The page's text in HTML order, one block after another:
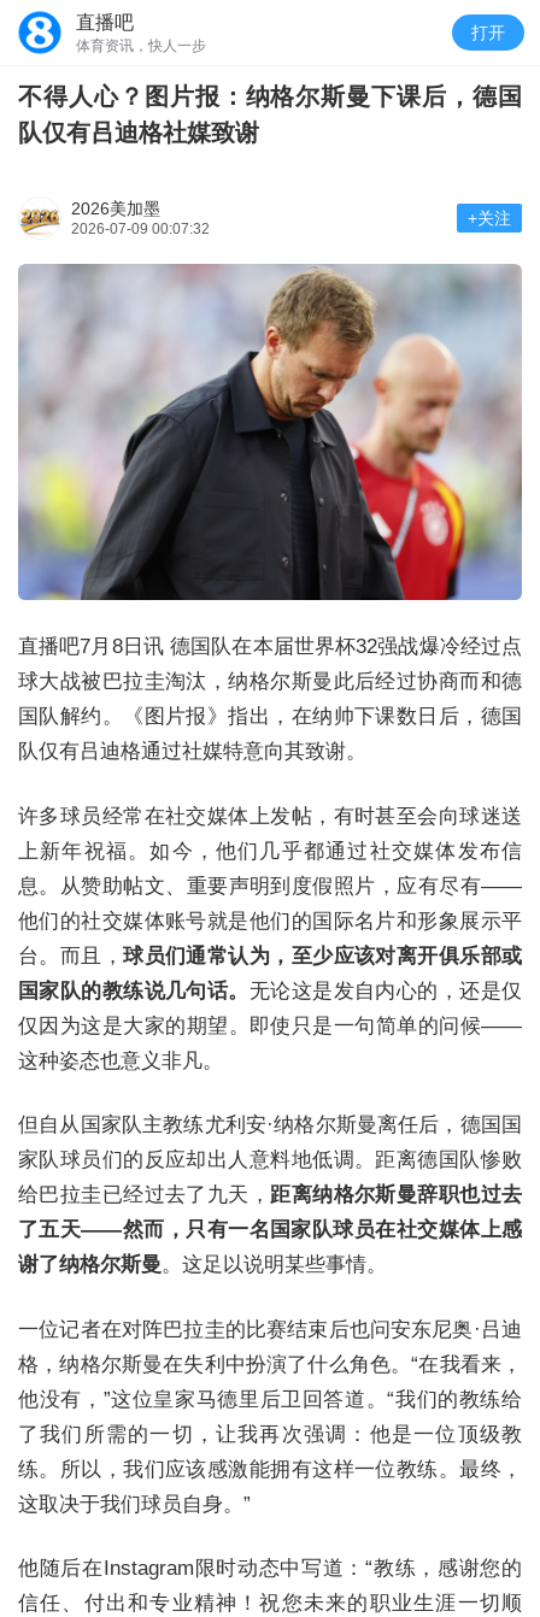
直播吧
体育资讯，快人一步
打开
不得人心？图片报：纳格尔斯曼下课后，德国
队仅有吕迪格社媒致谢
2026美加墨
2026-07-09 00:07:32
+关注
直播吧7月8日讯 德国队在本届世界杯32强战爆冷经过点
球大战被巴拉圭淘汰，纳格尔斯曼此后经过协商而和德
国队解约。《图片报》指出，在纳帅下课数日后，德国
队仅有吕迪格通过社媒特意向其致谢。
许多球员经常在社交媒体上发帖，有时甚至会向球迷送
上新年祝福。如今，他们几乎都通过社交媒体发布信
息。从赞助帖文、重要声明到度假照片，应有尽有——
他们的社交媒体账号就是他们的国际名片和形象展示平
台。而且，球员们通常认为，至少应该对离开俱乐部或
国家队的教练说几句话。 无论这是发自内心的，还是仅
仅因为这是大家的期望。即使只是一句简单的问候——
这种姿态也意义非凡。
但自从国家队主教练尤利安·纳格尔斯曼离任后，德国国
家队球员们的反应却出人意料地低调。距离德国队惨败
给巴拉圭已经过去了九天， 距离纳格尔斯曼辞职也过去
了五天——然而，只有一名国家队球员在社交媒体上感
谢了纳格尔斯曼。这足以说明某些事情。
一位记者在对阵巴拉圭的比赛结束后也问安东尼奥·吕迪
格，纳格尔斯曼在失利中扮演了什么角色。“在我看来，
他没有，”这位皇家马德里后卫回答道。“我们的教练给
了我们所需的一切，让我再次强调：他是一位顶级教
练。所以，我们应该感激能拥有这样一位教练。最终，
这取决于我们球员自身。”
他随后在Instagram限时动态中写道：“教练，感谢您的
信任、付出和专业精神！祝您未来的职业生涯一切顺